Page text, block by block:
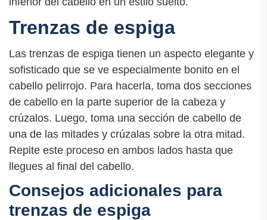
Trenzas de espiga
Las trenzas de espiga tienen un aspecto elegante y
sofisticado que se ve especialmente bonito en el
cabello pelirrojo. Para hacerla, toma dos secciones
de cabello en la parte superior de la cabeza y
crúzalos. Luego, toma una sección de cabello de
una de las mitades y crúzalas sobre la otra mitad.
Repite este proceso en ambos lados hasta que
llegues al final del cabello.
Consejos adicionales para
trenzas de espiga